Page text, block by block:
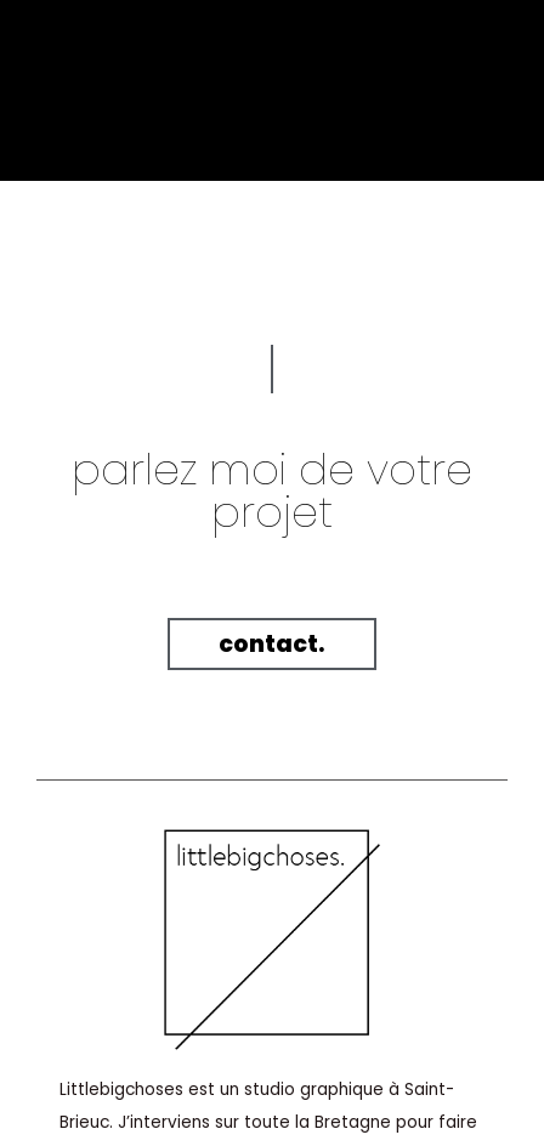
parlez moi de votre
projet
contact.
Littlebigchoses est un studio graphique à Saint-
Brieuc. J’interviens sur toute la Bretagne pour faire